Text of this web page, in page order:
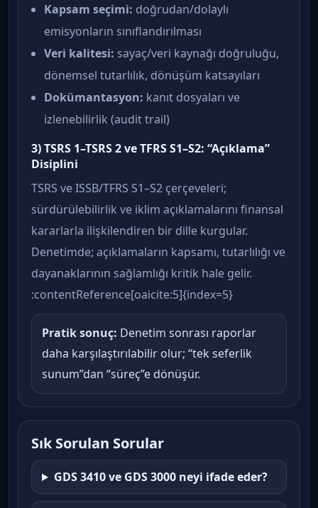
Kapsam seçimi: doğrudan/dolaylı
emisyonların sınıflandırılması
Veri kalitesi: sayaç/veri kaynağı doğruluğu,
dönemsel tutarlılık, dönüşüm katsayıları
Dokümantasyon: kanıt dosyaları ve
izlenebilirlik (audit trail)
3) TSRS 1–TSRS 2 ve TFRS S1–S2: “Açıklama”
Disiplini
TSRS ve ISSB/TFRS S1–S2 çerçeveleri;
sürdürülebilirlik ve iklim açıklamalarını finansal
kararlarla ilişkilendiren bir dille kurgular.
Denetimde; açıklamaların kapsamı, tutarlılığı ve
dayanaklarının sağlamlığı kritik hale gelir.
:contentReference[oaicite:5]{index=5}
Pratik sonuç: Denetim sonrası raporlar
daha karşılaştırılabilir olur; “tek seferlik
sunum”dan “süreç”e dönüşür.
Sık Sorulan Sorular
GDS 3410 ve GDS 3000 neyi ifade eder?